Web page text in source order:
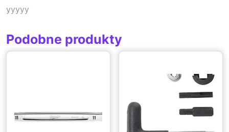
yyyyy
Podobne produkty